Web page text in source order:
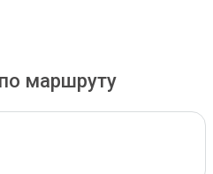
маршруту